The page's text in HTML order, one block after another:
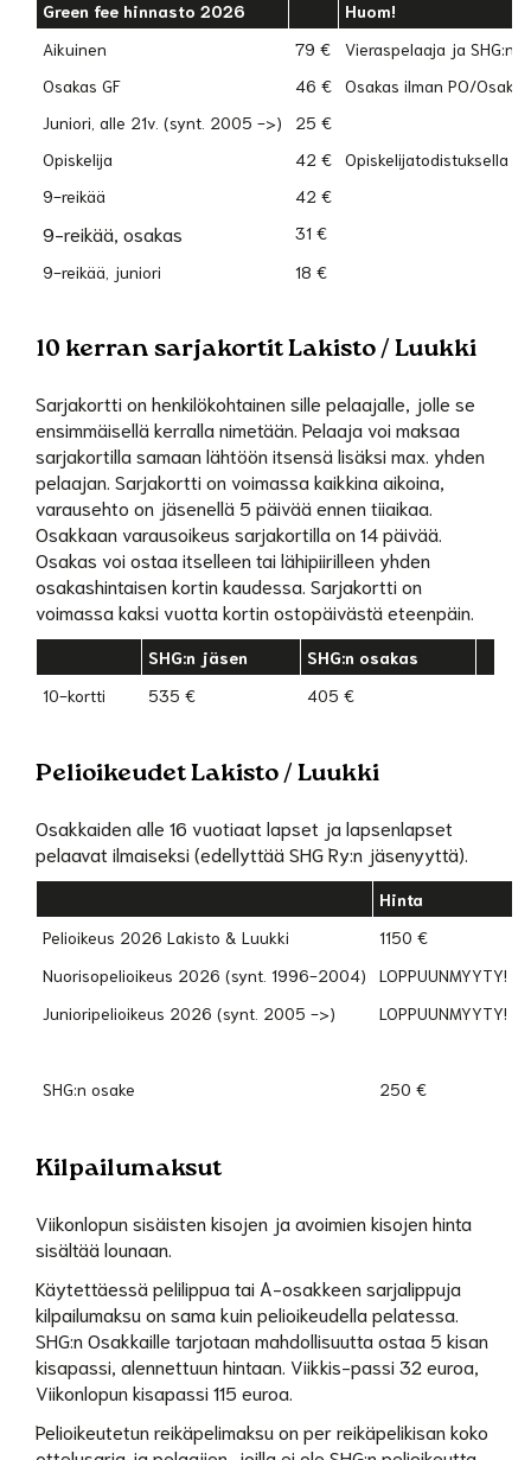
Green fee hinnasto 2026
Huom!
Aikuinen
79 €
Vieraspelaaja ja SHG:n
Osakas GF
46 €
Osakas ilman PO/
Juniori, alle 21v. (synt. 2005 ->)
25 €
Opiskelija
42 €
Opiskelijatodistuksella
9-reikää
42 €
9-reikää, osakas
31 €
9-reikää, juniori
18 €
10 kerran sarjakortit Lakisto / Luukki
Sarjakortti on henkilökohtainen sille pelaajalle, jolle se
ensimmäisellä kerralla nimetään. Pelaaja voi maksaa
sarjakortilla samaan lähtöön itsensä lisäksi max. yhden
pelaajan. Sarjakortti on voimassa kaikkina aikoina,
varausehto on jäsenellä 5 päivää ennen tiiaikaa.
Osakkaan varausoikeus sarjakortilla on 14 päivää.
Osakas voi ostaa itselleen tai lähipiirilleen yhden
osakashintaisen kortin kaudessa. Sarjakortti on
voimassa kaksi vuotta kortin ostopäivästä eteenpäin.
SHG:n jäsen
SHG:n osakas
10-kortti
535 € 405 €
Pelioikeudet Lakisto / Luukki
Osakkaiden alle 16 vuotiaat lapset ja lapsenlapset
pelaavat ilmaiseksi (edellyttää SHG Ry:n jäsenyyttä).
Hinta
Pelioikeus 2026 Lakisto & Luukki
1150 €
Nuorisopelioikeus 2026 (synt. 1996-2004)
LOPPUUNMYYTY!
Junioripelioikeus 2026 (synt. 2005 ->)
LOPPUUNMYYTY!
SHG:n osake 250 €
Kilpailumaksut
Viikonlopun sisäisten kisojen ja avoimien kisojen hinta
sisältää lounaan.
Käytettäessä pelilippua tai A-osakkeen sarjalippuja
kilpailumaksu on sama kuin pelioikeudella pelatessa.
SHG:n Osakkaille tarjotaan mahdollisuutta ostaa 5 kisan
kisapassi, alennettuun hintaan. Viikkis-passi 32 euroa,
Viikonlopun kisapassi 115 euroa.
Pelioikeutetun reikäpelimaksu on per reikäpelikisan koko